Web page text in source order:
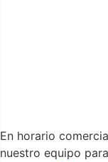
En horario
nuestro equipo